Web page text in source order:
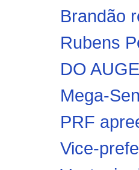
Brandão
Rubens
DO
Mega-
PRF
Vice-